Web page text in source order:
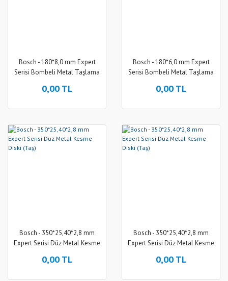
Bosch - 180*8,0 mm Expert
Serisi Bombeli Metal Taşlama
0,00 TL
Bosch - 180*6,0 mm Expert
Serisi Bombeli Metal Taşlama
0,00 TL
Bosch - 350*25,40*2,8 mm
Expert Serisi Düz Metal Kesme
0,00 TL
Bosch - 350*25,40*2,8 mm
Expert Serisi Düz Metal Kesme
0,00 TL